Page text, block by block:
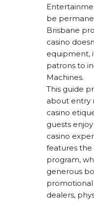
be
Brisbane
casino
equipment,
patrons to
Machines.
This guide
about entry
casino
guests
casino
features the
program,
generous
promotional
dealers,